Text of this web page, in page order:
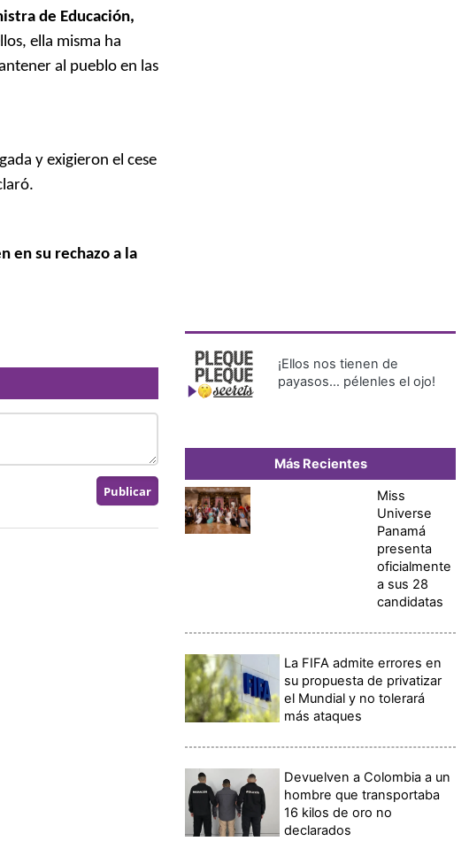
de Educación,
ella misma ha
al pueblo en las
y exigieron el cese
en su rechazo a la
¡Ellos nos tienen de
payasos… pélenles el ojo!
Más Recientes
Miss
Universe
Panamá
presenta
oficialmente
a sus 28
candidatas
La FIFA admite errores en
su propuesta de privatizar
el Mundial y no tolerará
más ataques
Devuelven a Colombia a un
hombre que transportaba
16 kilos de oro no
declarados